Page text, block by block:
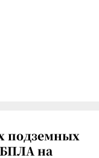
подземных
БПЛА на